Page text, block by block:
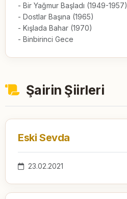
- Bir Yağmur Başladı (1949-1957)
- Dostlar Başına (1965)
- Kışlada Bahar (1970)
- Binbirinci Gece
Şairin Şiirleri
Eski Sevda
23.02.2021